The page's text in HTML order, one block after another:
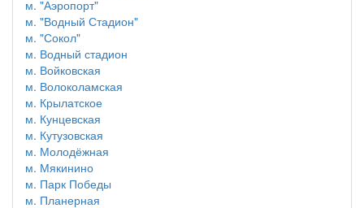
м. "Аэропорт"
м. "Водный Стадион"
м. "Сокол"
м. Водный стадион
м. Войковская
м. Волоколамская
м. Крылатское
м. Кунцевская
м. Кутузовская
м. Молодёжная
м. Мякинино
м. Парк Победы
м. Планерная